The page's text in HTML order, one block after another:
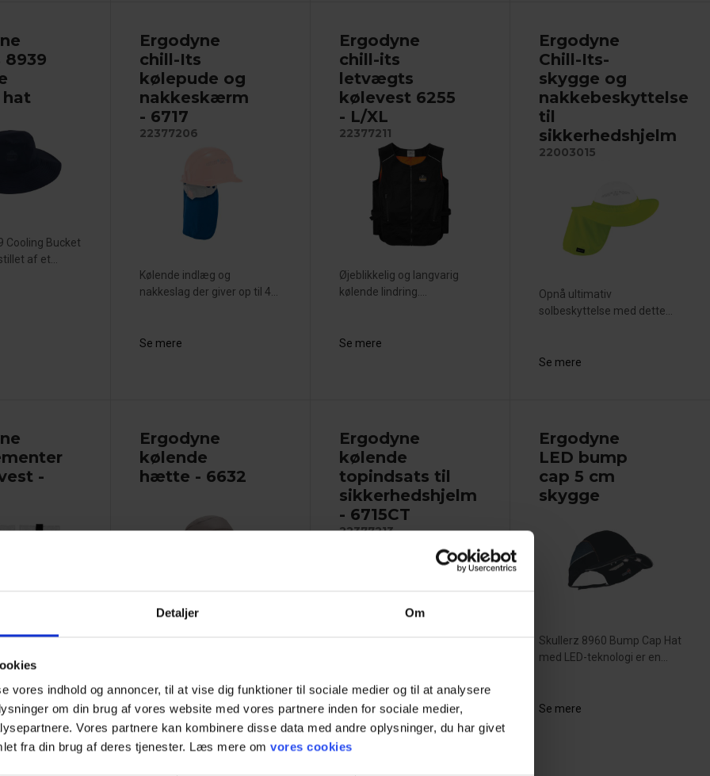
Detaljer Om
vores indhold og annoncer, til at vise dig funktioner til sociale medier og til at analysere
om din brug af vores website med vores partnere inden for sociale medier,
Vores partnere kan kombinere disse data med andre oplysninger, du har givet
fra din brug af deres tjenester. Læs mere om vores cookies
Cooling Bucket
af et...
Ergodyne
chill-Its
kølepude og
nakkeskærm
- 6717
22377206
Kølende indlæg og
nakkeslag der giver op til 4...
Se mere
Ergodyne
chill-its
letvægts
kølevest 6255
- L/XL
22377211
Øjeblikkelig og langvarig
kølende lindring....
Se mere
Ergodyne
Chill-Its-
skygge og
nakkebeskyttelse
til
sikkerhedshjelm
22003015
Opnå ultimativ
solbeskyttelse med dette...
Se mere
-
Pakkerne...
Ergodyne
kølende
hætte - 6632
Chill-Its 6632 Cooling Skull
Se mere
Ergodyne
kølende
topindsats til
sikkerhedshjelm
- 6715CT
22377213
med hyperfordampende...
Ergodyne
LED bump
cap 5 cm
skygge
Skullerz 8960 Bump Cap Hat
med LED-teknologi er en...
Se mere